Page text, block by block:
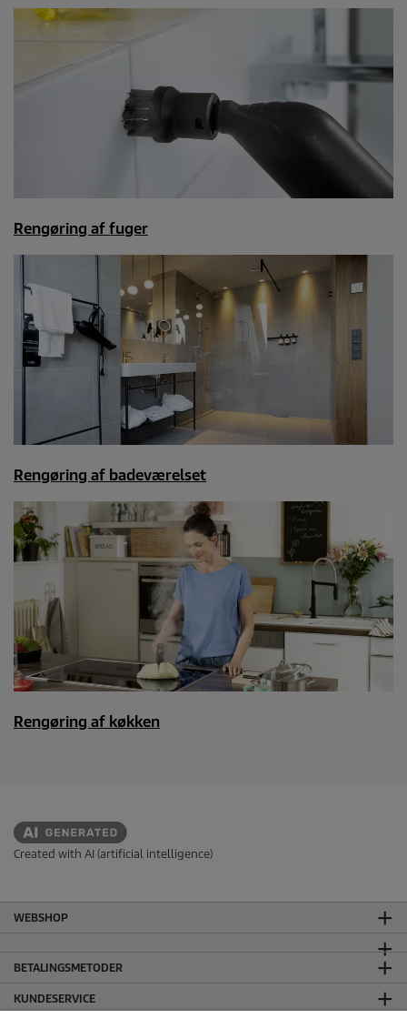
Rengøring af fuger
Rengøring af badeværelset
Rengøring af køkken
Created with AI (artificial intelligence)
WEBSHOP
BETALINGSMETODER
KUNDESERVICE